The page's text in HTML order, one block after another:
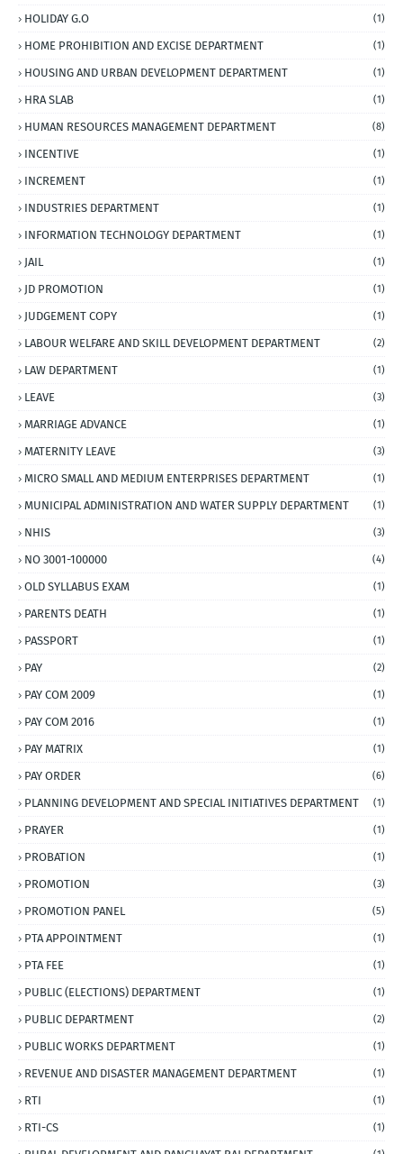
HOLIDAY G.O (1)
HOME PROHIBITION AND EXCISE DEPARTMENT (1)
HOUSING AND URBAN DEVELOPMENT DEPARTMENT (1)
HRA SLAB (1)
HUMAN RESOURCES MANAGEMENT DEPARTMENT (8)
INCENTIVE (1)
INCREMENT (1)
INDUSTRIES DEPARTMENT (1)
INFORMATION TECHNOLOGY DEPARTMENT (1)
JAIL (1)
JD PROMOTION (1)
JUDGEMENT COPY (1)
LABOUR WELFARE AND SKILL DEVELOPMENT DEPARTMENT (2)
LAW DEPARTMENT (1)
LEAVE (3)
MARRIAGE ADVANCE (1)
MATERNITY LEAVE (3)
MICRO SMALL AND MEDIUM ENTERPRISES DEPARTMENT (1)
MUNICIPAL ADMINISTRATION AND WATER SUPPLY DEPARTMENT (1)
NHIS (3)
NO 3001-100000 (4)
OLD SYLLABUS EXAM (1)
PARENTS DEATH (1)
PASSPORT (1)
PAY (2)
PAY COM 2009 (1)
PAY COM 2016 (1)
PAY MATRIX (1)
PAY ORDER (6)
PLANNING DEVELOPMENT AND SPECIAL INITIATIVES DEPARTMENT (1)
PRAYER (1)
PROBATION (1)
PROMOTION (3)
PROMOTION PANEL (5)
PTA APPOINTMENT (1)
PTA FEE (1)
PUBLIC (ELECTIONS) DEPARTMENT (1)
PUBLIC DEPARTMENT (2)
PUBLIC WORKS DEPARTMENT (1)
REVENUE AND DISASTER MANAGEMENT DEPARTMENT (1)
RTI (1)
RTI-CS (1)